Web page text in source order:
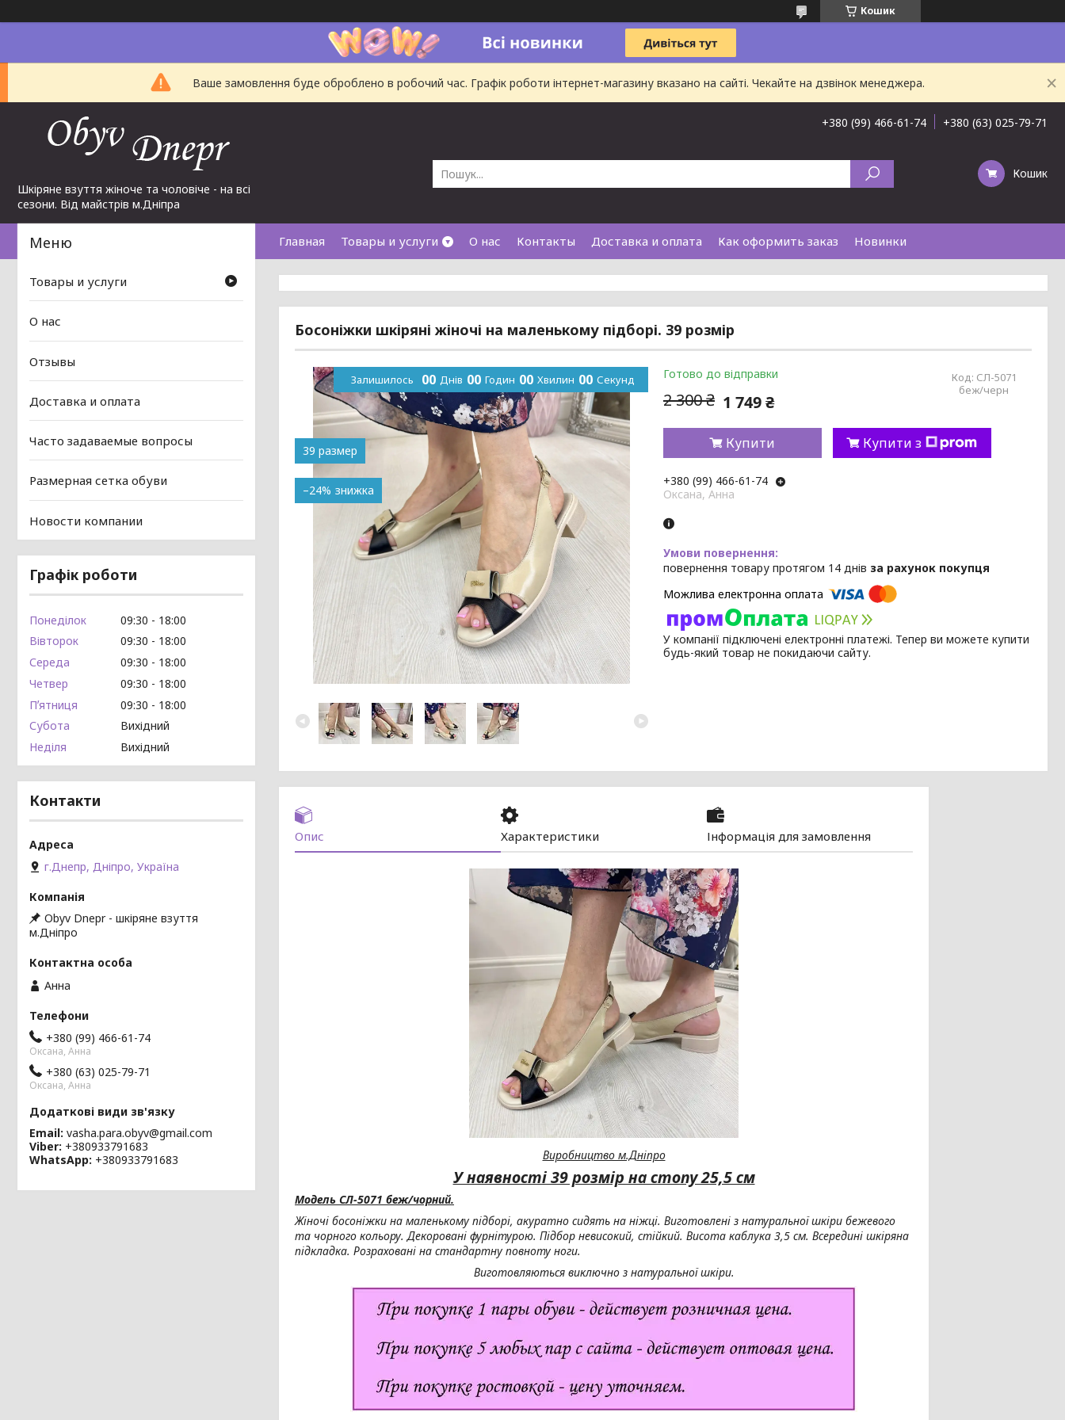
Кошик
Ваше замовлення буде оброблено в робочий час. Графік роботи інтернет-магазину вказано на сайті. Чекайте на дзвінок менеджера.
Шкіряне взуття жіноче та чоловіче - на всі
сезони. Від майстрів м.Дніпра
+380 (99) 466-61-74 +380 (63) 025-79-71
Кошик
Главная Товары и услуги О нас Контакты Доставка и оплата Как оформить заказ Новинки
Босоніжки шкіряні жіночі на маленькому підборі. 39 розмір
39 размер
–24%
Залишилось 00 Днів 00 Годин 00 Хвилин 00 Секунд Готово до відправки Код: СЛ-5071
беж/черн
2 300 ₴ 1 749 ₴
Купити Купити з
+380 (99) 466-61-74
Оксана, Анна
повернення товару протягом 14 днів за рахунок покупця
У компанії підключені електронні платежі. Тепер ви можете купити
будь-який товар не покидаючи сайту.
Опис Характеристики Інформація для замовлення
Виробництво м.Дніпро
У наявності 39 розмір на стопу 25,5 см
Модель СЛ-5071 беж/чорний.
Жіночі босоніжки на маленькому підборі, акуратно сидять на ніжці. Виготовлені з натуральної шкіри бежевого
та чорного кольору. Декоровані фурнітурою. Підбор невисокий, стійкий. Висота каблука 3,5 см. Всередині шкіряна
підкладка. Розраховані на стандартну повноту ноги.
Виготовляються виключно з натуральної шкіри.
Товары и услуги
О нас
Отзывы
Доставка и оплата
Часто задаваемые вопросы
Размерная сетка обуви
Новости компании
Графік роботи
Понеділок 09:30
18:00
Вівторок
09:30
18:00
Середа
09:30
18:00
Четвер
09:30
18:00
Пʼятниця
09:30
18:00
Субота
Вихідний
Неділя
Вихідний
Контакти
г.Днепр, Дніпро, Україна
Obyv Dnepr - шкіряне взуття
м.Дніпро
Анна
+380 (99) 466-61-74
Оксана, Анна
+380 (63) 025-79-71
Оксана, Анна
Email vasha.para.obyv@gmail.com
Viber +380933791683
WhatsApp +380933791683